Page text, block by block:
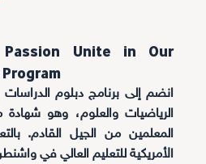
Unite in Our
انضم إلى برنامج دبلوم الدراسات
الرياضيات والعلوم، وهو
المعلمين من الجيل القادم.
الأمريكية للتعليم العالي في